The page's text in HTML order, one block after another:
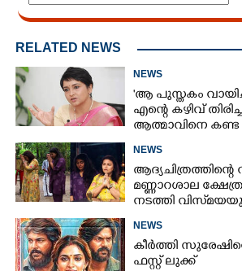
RELATED NEWS
NEWS
'ആ പുസ്തകം
എന്റെ കഴിവ്
ആത്മാവിനെ
NEWS
ആദ്യചിത്രത്തിന്റെ
മണ്ണാറശാല
നടത്തി
NEWS
കീർത്തി
ഫസ്റ്റ് ലുക്ക്